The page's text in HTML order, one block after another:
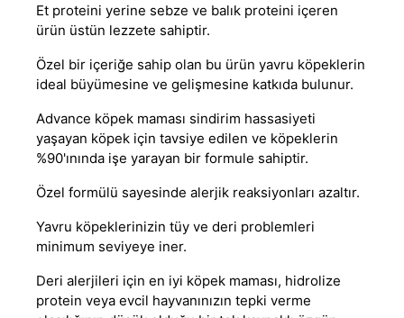
Et proteini yerine sebze ve balık proteini içeren
ürün üstün lezzete sahiptir.
Özel bir içeriğe sahip olan bu ürün yavru köpeklerin
ideal büyümesine ve gelişmesine katkıda bulunur.
Advance köpek maması sindirim hassasiyeti
yaşayan köpek için tavsiye edilen ve köpeklerin
%90'ınında işe yarayan bir formule sahiptir.
Özel formülü sayesinde alerjik reaksiyonları azaltır.
Yavru köpeklerinizin tüy ve deri problemleri
minimum seviyeye iner.
Deri alerjileri için en iyi köpek maması, hidrolize
protein veya evcil hayvanınızın tepki verme